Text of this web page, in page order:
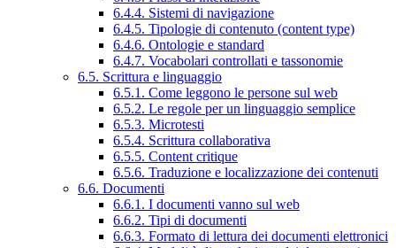
6.4.4. Sistemi di navigazione
6.4.5. Tipologie di contenuto (content type)
6.4.6. Ontologie e standard
6.4.7. Vocabolari controllati e tassonomie
6.5. Scrittura e linguaggio
6.5.1. Come leggono le persone sul web
6.5.2. Le regole per un linguaggio semplice
6.5.3. Microtesti
6.5.4. Scrittura collaborativa
6.5.5. Content critique
6.5.6. Traduzione e localizzazione dei contenuti
6.6. Documenti
6.6.1. I documenti vanno sul web
6.6.2. Tipi di documenti
6.6.3. Formato di lettura dei documenti elettronici